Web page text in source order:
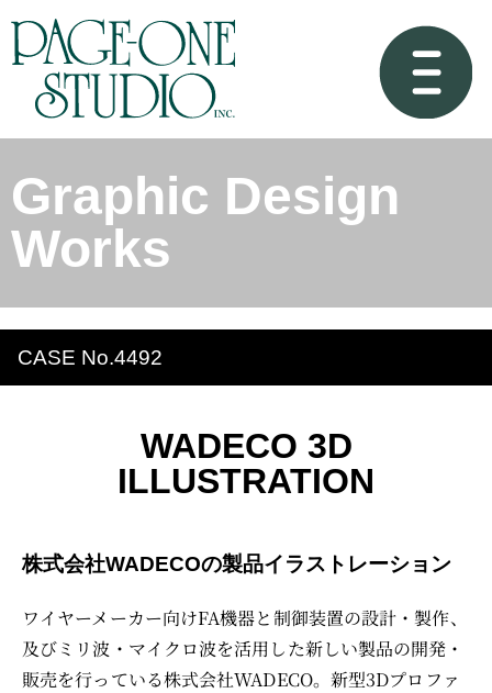
Graphic Design
Works
CASE No.4492
WADECO 3D
ILLUSTRATION
株式会社WADECOの製品イラストレーション
ワイヤーメーカー向けFA機器と制御装置の設計・製作、
及びミリ波・マイクロ波を活用した新しい製品の開発・
販売を行っている株式会社WADECO。新型3Dプロファ